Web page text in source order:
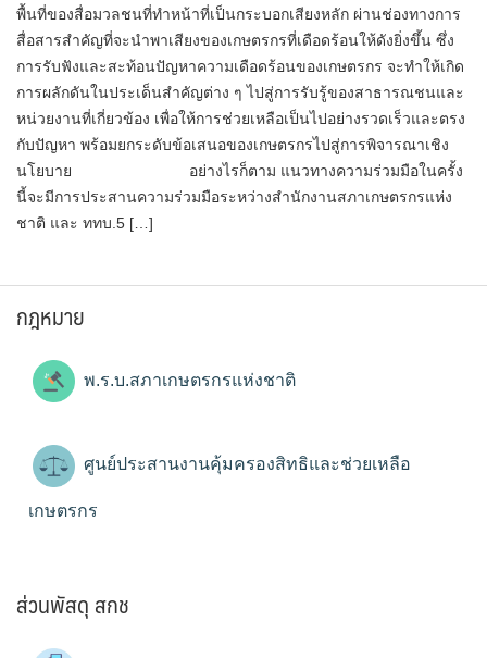
พื้นที่ของสื่อมวลชนที่ทำหน้าที่เป็นกระบอกเสียงหลัก ผ่านช่องทางการ
สื่อสารสำคัญที่จะนำพาเสียงของเกษตรกรที่เดือดร้อนให้ดังยิ่งขึ้น ซึ่ง
การรับฟังและสะท้อนปัญหาความเดือดร้อนของเกษตรกร จะทำให้เกิด
การผลักดันในประเด็นสำคัญต่าง ๆ ไปสู่การรับรู้ของสาธารณชนและ
หน่วยงานที่เกี่ยวข้อง เพื่อให้การช่วยเหลือเป็นไปอย่างรวดเร็วและตรง
กับปัญหา พร้อมยกระดับข้อเสนอของเกษตรกรไปสู่การพิจารณาเชิง
นโยบาย อย่างไรก็ตาม แนวทางความร่วมมือในครั้ง
นี้จะมีการประสานความร่วมมือระหว่างสำนักงานสภาเกษตรกรแห่ง
ชาติ และ ททบ.5 […]
กฎหมาย
พ.ร.บ.สภาเกษตรกรแห่งชาติ
ศูนย์ประสานงานคุ้มครองสิทธิและช่วยเหลือ
เกษตรกร
ส่วนพัสดุ สกช